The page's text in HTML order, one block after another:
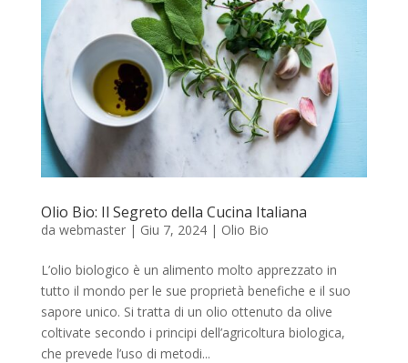
Olio Bio: Il Segreto della Cucina Italiana
da webmaster| Giu 7, 2024| Olio Bio
L’olio biologico è un alimento molto apprezzato in
tutto il mondo per le sue proprietà benefiche e il suo
sapore unico. Si tratta di un olio ottenuto da olive
coltivate secondo i principi dell’agricoltura biologica,
che prevede l’uso di metodi...